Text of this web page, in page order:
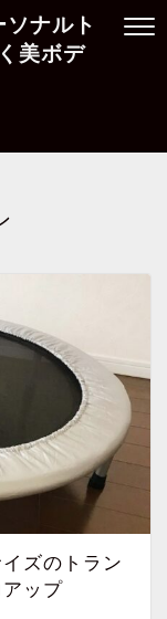
ソナルト
美ボデ
ズのトラン
ップ